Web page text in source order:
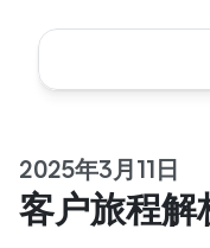
2025年3月11日
客户旅程解